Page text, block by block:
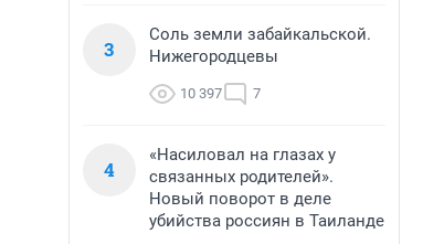
3
Соль земли забайкальской.
Нижегородцевы
10 397 7
4
«Насиловал на глазах у
связанных родителей».
Новый поворот в деле
убийства россиян в Таиланде